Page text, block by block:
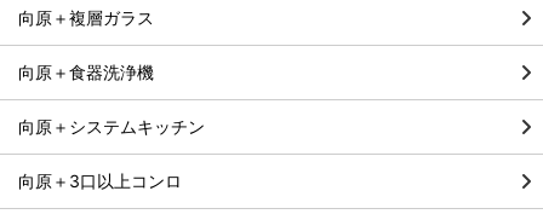
向原＋複層ガラス
向原＋食器洗浄機
向原＋システムキッチン
向原＋3口以上コンロ